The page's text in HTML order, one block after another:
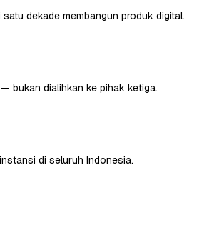
dekade membangun produk digital.
bukan dialihkan ke pihak ketiga.
di seluruh Indonesia.